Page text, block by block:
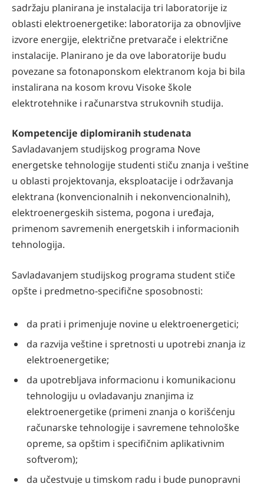
sadržaju planirana je instalacija tri laboratorije iz
oblasti elektroenergetike: laboratorija za obnovljive
izvore energije, električne pretvarače i električne
instalacije. Planirano je da ove laboratorije budu
povezane sa fotonaponskom elektranom koja bi bila
instalirana na kosom krovu Visoke škole
elektrotehnike i računarstva strukovnih studija.
Kompetencije diplomiranih studenata
Savladavanjem studijskog programa Nove
energetske tehnologije studenti stiču znanja i veštine
u oblasti projektovanja, eksploatacije i održavanja
elektrana (konvencionalnih i nekonvencionalnih),
elektroenergeskih sistema, pogona i uređaja,
primenom savremenih energetskih i informacionih
tehnologija.
Savladavanjem studijskog programa student stiče
opšte i predmetno-specifične sposobnosti:
da prati i primenjuje novine u elektroenergetici;
da razvija veštine i spretnosti u upotrebi znanja iz
elektroenergetike;
da upotrebljava informacionu i komunikacionu
tehnologiju u ovladavanju znanjima iz
elektroenergetike (primeni znanja o korišćenju
računarske tehnologije i savremene tehnološke
opreme, sa opštim i specifičnim aplikativnim
softverom);
da učestvuje u timskom radu i bude punopravni